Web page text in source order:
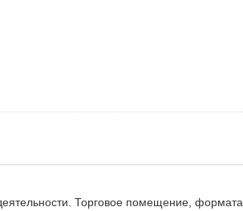
Торговое помещение, формата